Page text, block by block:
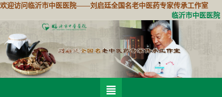
欢迎访问临沂市中医医院——刘启廷全国名老中医药专家传承工作室
临沂市中医医院
